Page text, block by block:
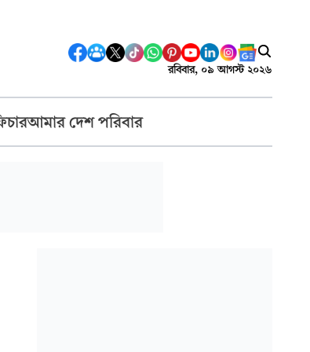
রবিবার, ০৯ আগস্ট ২০২৬
আমার দেশ পরিবার